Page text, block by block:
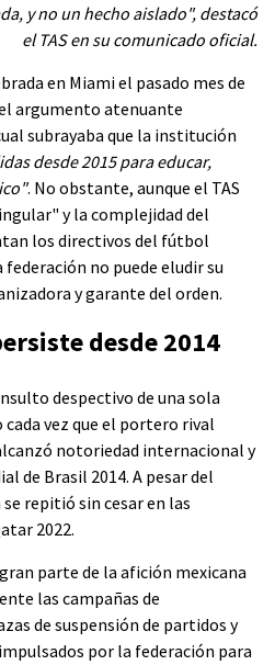
y no un hecho aislado", destacó
el TAS en su comunicado oficial.
en Miami el pasado mes de
argumento atenuante
subrayaba que la institución
desde 2015 para educar,
. No obstante, aunque el TAS
y la complejidad del
los directivos del fútbol
no puede eludir su
y garante del orden.
desde 2014
despectivo de una sola
vez que el portero rival
notoriedad internacional y
de Brasil 2014. A pesar del
repitió sin cesar en las
2022.
parte de la afición mexicana
las campañas de
de suspensión de partidos y
por la federación para